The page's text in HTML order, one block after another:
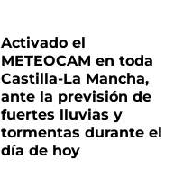
Activado el
METEOCAM en toda
Castilla-La Mancha,
ante la previsión de
fuertes lluvias y
tormentas durante el
día de hoy